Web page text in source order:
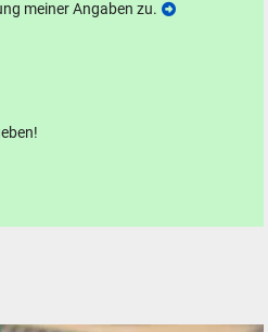
meiner Angaben zu.